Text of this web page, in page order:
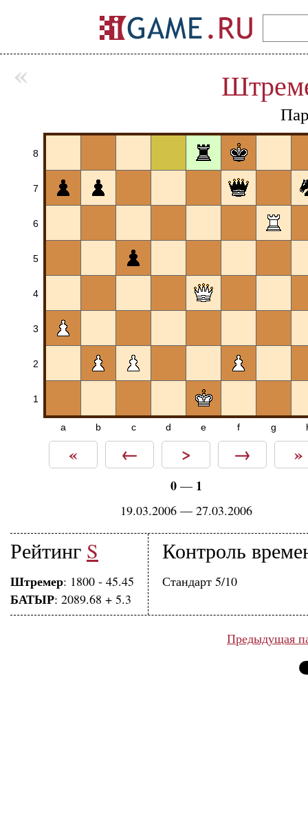
8
7
6
5
4
3
2
1
a b c d e f g
« ← > → »
0— 1
19.03.2006 — 27.03.2006
Рейтинг S
Штремер: 1800 - 45.45
БАТЫР: 2089.68 + 5.3
Контроль
Стандарт 5/10
Предыдущая
«